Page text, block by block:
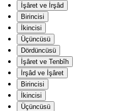
İşâret ve İrşâd
Birincisi
İkincisi
Üçüncüsü
Dördüncüsü
İşâret ve Tenbîh
İrşâd ve İşâret
Birincisi
İkincisi
Üçüncüsü